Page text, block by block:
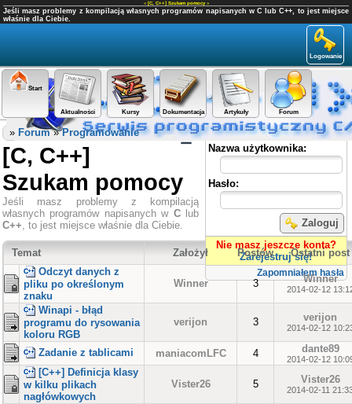
« [C, C++] Szukam pomocy»
Jeśli masz problemy z kompilacją własnych programów napisanych w C lub C++, to jest miejsce
właśnie dla Ciebie.
Logowanie
Start
Aktualności Kursy Dokumentacja Artykuły Forum
Panel użytkownika
Nazwa użytkownika:
Hasło:
Zaloguj
Nie masz jeszcze konta?
Zarejestruj się!
Zapomniałem hasła
» Forum»Programowanie
[C, C++]
Szukam pomocy
Jeśli masz problemy z kompilacją
własnych programów napisanych w Club
C++, to jest miejsce właśnie dla Ciebie.
Temat Założył Postów
Ostatni post
Odczyt danych z
pliku po określonym
znaku
Winner 3 Winner
2014-02-12
Winapi - błąd
programu do rysowania
koloru RGB
verijon 3 verijon
2014-02-12
Zadanie z tablicami maniacomLFC 4 dante89
2014-02-12
[C++] Definicja klasy
w kilku plikach
nagłówkowych
Vister26 5 Vister26
2014-02-11